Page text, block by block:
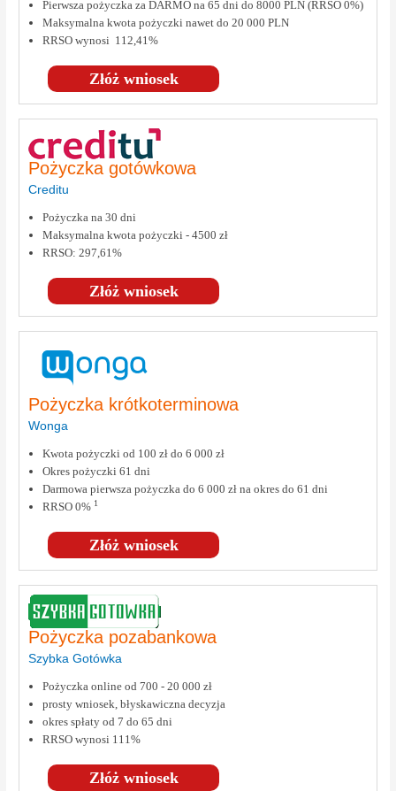
Złóż wniosek
Pierwsza pożyczka za DARMO na 65 dni do 8000 PLN (RRSO 0%)
Maksymalna kwota pożyczki nawet do 20 000 PLN
RRSO wynosi 112,41%
Pożyczka gotówkowa
Creditu
Złóż wniosek
Pożyczka na 30 dni
Maksymalna kwota pożyczki - 4500 zł
RRSO: 297,61%
Pożyczka krótkoterminowa
Wonga
Złóż wniosek
Kwota pożyczki od 100 zł do 6 000 zł
Okres pożyczki 61 dni
Darmowa pierwsza pożyczka do 6 000 zł na okres do 61 dni
RRSO 0% 1
Pożyczka pozabankowa
Szybka Gotówka
Złóż wniosek
Pożyczka online od 700 - 20 000 zł
prosty wniosek, błyskawiczna decyzja
okres spłaty od 7 do 65 dni
RRSO wynosi 111%